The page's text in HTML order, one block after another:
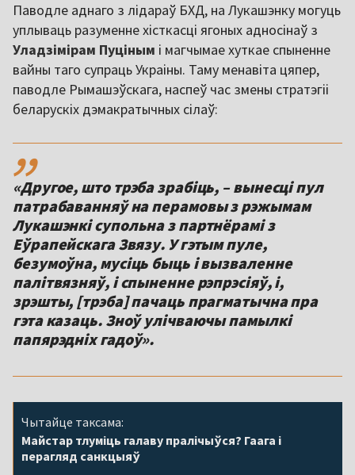
Паводле аднаго з лідараў БХД, на Лукашэнку могуць
уплываць разуменне хісткасці ягоных адносінаў з
Уладзімірам Пуціным і магчымае хуткае спыненне
вайны таго супраць Украіны. Таму менавіта цяпер,
паводле Рымашэўскага, наспеў час змены стратэгіі
беларускіх дэмакратычных сілаў:
,,
«Другое, што трэба зрабіць, – вынесці пул
патрабаванняў на перамовы з рэжымам
Лукашэнкі супольна з партнёрамі з
Еўрапейскага Звязу. У гэтым пуле,
безумоўна, мусіць быць і вызваленне
палітвязняў, і спыненне рэпрэсіяў, і,
зрэшты, [трэба] пачаць прагматычна пра
гэта казаць. Зноў улічваючы памылкі
папярэдніх гадоў».
Чытайце таксама:
Майстар тлуміць галаву пралічыўся? Гаага і
перагляд санкцыяў